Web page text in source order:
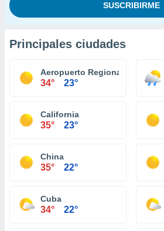
Principales ciudades
Aeropuerto Regional Columbia
34° 23°
California
35° 23°
China
35° 22°
Cuba
34° 22°